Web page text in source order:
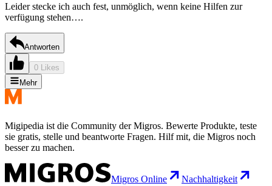
Leider stecke ich auch fest, unmöglich, wenn keine Hilfen zur
verfügung stehen….
Antworten
0 Likes
Mehr
Migipedia ist die Community der Migros. Bewerte Produkte, teste
sie gratis, stelle und beantworte Fragen. Hilf mit, die Migros noch
besser zu machen.
Migros Online Nachhaltigkeit